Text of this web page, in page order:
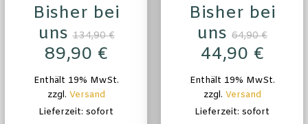
Bisher bei
uns 134,90€
89,90 €
Enthält 19% MwSt.
zzgl. Versand
Lieferzeit: sofort
Bisher bei
uns 64,90€
44,90 €
Enthält 19% MwSt.
zzgl. Versand
Lieferzeit: sofort